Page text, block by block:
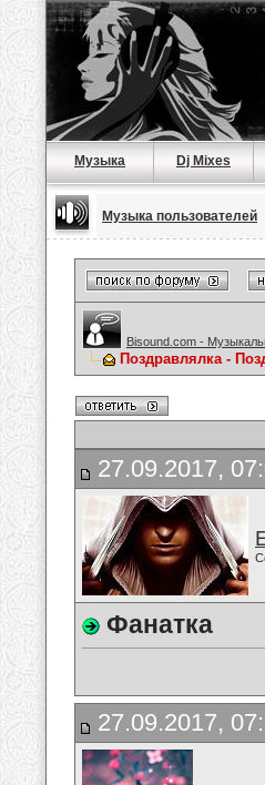
Музыка Dj Mixes
Музыка пользователей
Bisound.com -
Поздравлялка -
27.09.2017,
Фанатка
27.09.2017,